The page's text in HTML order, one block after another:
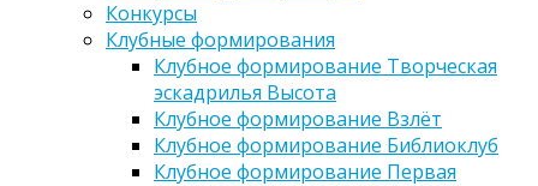
Конкурсы
Клубные формирования
Клубное формирование Творческая
эскадрилья Высота
Клубное формирование Взлёт
Клубное формирование Библиоклуб
Клубное формирование Первая